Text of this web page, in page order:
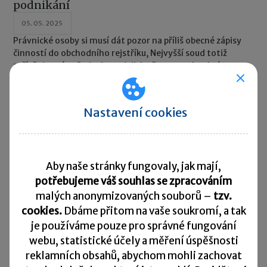
podnikání
05. 05. 2025
Právnické osoby si musí dát pozor na příliš obecné zápisy
činností do obchodního rejstříku, Nejvyšší soud totiž
zpřísňuje své požadavky na jejich přesnost a konkrétnost.
Nastavení cookies
Aby naše stránky fungovaly, jak mají,
potřebujeme váš souhlas se zpracováním
malých anonymizovaných souborů – tzv.
cookies. Dbáme přitom na vaše soukromí, a tak
je používáme pouze pro správné fungování
webu, statistické účely a měření úspěšnosti
reklamních obsahů, abychom mohli zachovat